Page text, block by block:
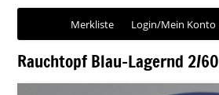
Login/Mein Konto
Merkliste
Rauchtopf Blau-Lagernd 2/60